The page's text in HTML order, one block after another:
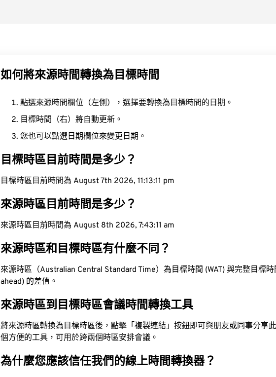
如何將來源時間轉換為目標時間
點選來源時間欄位（左側），選擇要轉換為目標時間的日期。
目標時間（右）將自動更新。
您也可以點選日期欄位來變更日期。
目標時區目前時間是多少？
目標時區目前時間為 August 7th 2026, 11:13:12 pm
來源時區目前時間是多少？
來源時區目前時間為 August 8th 2026, 7:43:12 am
來源時區和目標時區有什麼不同？
來源時區（Australian Central Standard Time）為目標時間 (WAT) 與完整目標
ahead) 的差值。
來源時區到目標時區會議時間轉換工具
將來源時區轉換為目標時區後，點擊「複製連結」按鈕即可與朋友或同事分享
個方便的工具，可用於跨兩個時區安排會議。
為什麼您應該信任我們的線上時間轉換器？